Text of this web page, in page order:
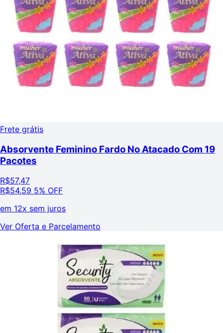
Frete grátis
Absorvente Feminino Fardo No Atacado Com 19
Pacotes
R$57,47
R$54,59 5% OFF
em 12x sem juros
Ver Oferta e Parcelamento